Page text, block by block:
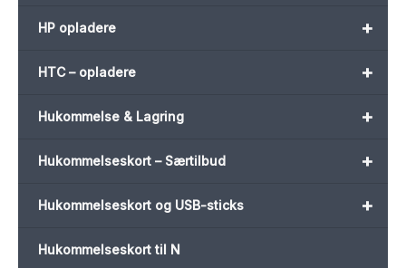
+
HP opladere
+
HTC – opladere
+
Hukommelse & Lagring
+
Hukommelseskort – Særtilbud
+
Hukommelseskort og USB-sticks
Hukommelseskort til N